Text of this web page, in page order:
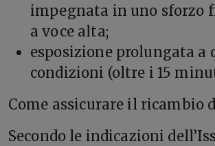
impegnata in uno sforzo
a voce alta;
esposizione prolungata a
condizioni (oltre i 15
Come assicurare il ricambio
Secondo le indicazioni